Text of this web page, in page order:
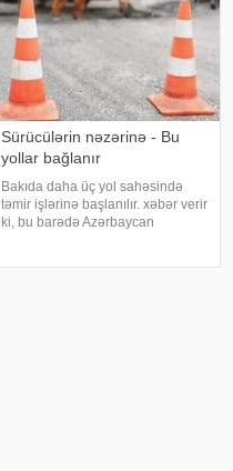
Sürücülərin nəzərinə - Bu
yollar bağlanır
Bakıda daha üç yol sahəsində
təmir işlərinə başlanılır. xəbər verir
ki, bu barədə Azərbaycan